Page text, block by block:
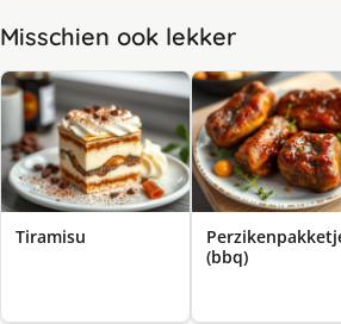
Misschien ook lekker
Tiramisu
(bbq)